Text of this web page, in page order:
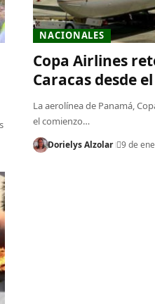
NACIONALES
Copa Airlines
Caracas desde
La aerolínea de Panamá,
el comienzo…
Dorielys Alzolar 9 de